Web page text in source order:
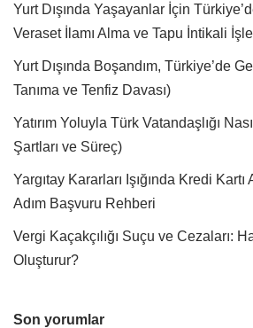
Yurt Dışında Yaşayanlar İçin
Veraset İlamı Alma ve Tapu İntikali
Yurt Dışında Boşandım, Türkiye’de
Tanıma ve Tenfiz Davası)
Yatırım Yoluyla Türk Vatandaşlığı
Şartları ve Süreç)
Yargıtay Kararları Işığında Kredi Kartı
Adım Başvuru Rehberi
Vergi Kaçakçılığı Suçu ve Cezaları:
Oluşturur?
Son yorumlar